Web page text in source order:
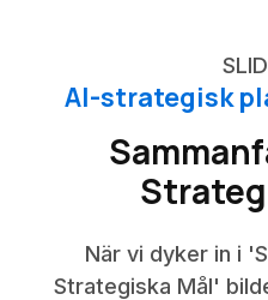
AI-strategisk
När vi dyker in i
Strategiska Mål'